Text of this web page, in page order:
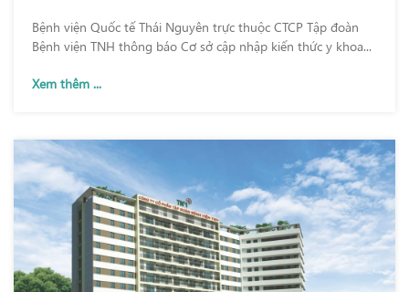
Bệnh viện Quốc tế Thái Nguyên trực thuộc CTCP Tập đoàn
Bệnh viện TNH thông báo Cơ sở cập nhập kiến thức y khoa...
Xem thêm ...